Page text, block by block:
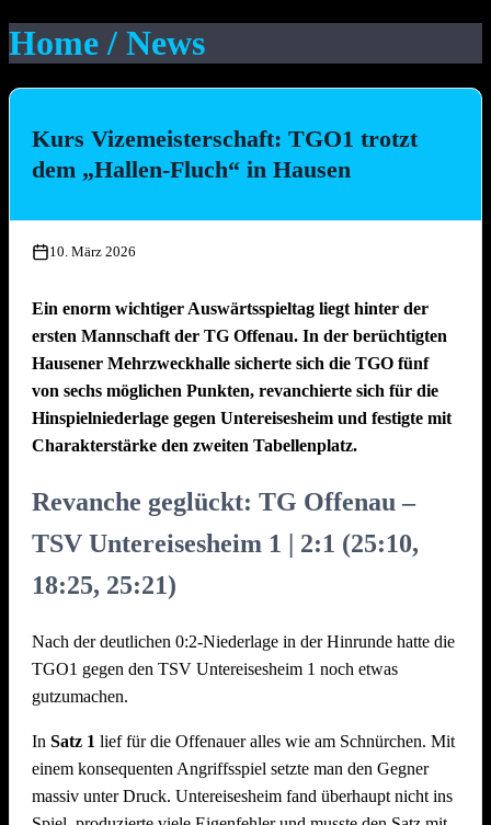
Home / News
Kurs Vizemeisterschaft: TGO1 trotzt
dem „Hallen-Fluch“ in Hausen
10. März 2026
Ein enorm wichtiger Auswärtsspieltag liegt hinter der
ersten Mannschaft der TG Offenau. In der berüchtigten
Hausener Mehrzweckhalle sicherte sich die TGO fünf
von sechs möglichen Punkten, revanchierte sich für die
Hinspielniederlage gegen Untereisesheim und festigte mit
Charakterstärke den zweiten Tabellenplatz.
Revanche geglückt: TG Offenau –
TSV Untereisesheim 1 | 2:1 (25:10,
18:25, 25:21)
Nach der deutlichen 0:2-Niederlage in der Hinrunde hatte die
TGO1 gegen den TSV Untereisesheim 1 noch etwas
gutzumachen.
In Satz 1 lief für die Offenauer alles wie am Schnürchen. Mit
einem konsequenten Angriffsspiel setzte man den Gegner
massiv unter Druck. Untereisesheim fand überhaupt nicht ins